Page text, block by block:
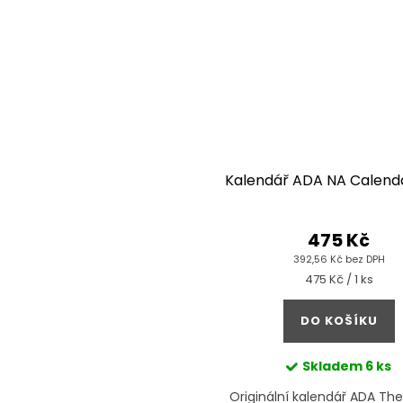
Kalendář ADA NA
392,56 Kč bez DPH
475 Kč
Měrná
cena:
475 Kč / 1 ks
DO KOŠÍKU
Skladem 6 ks
Originální kalendář ADA